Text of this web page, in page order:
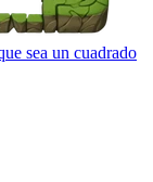
sea un cuadrado